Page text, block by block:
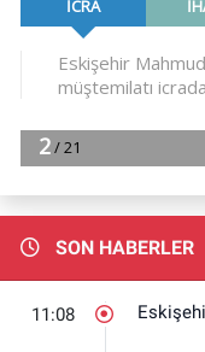
SON HABERLER
11:08